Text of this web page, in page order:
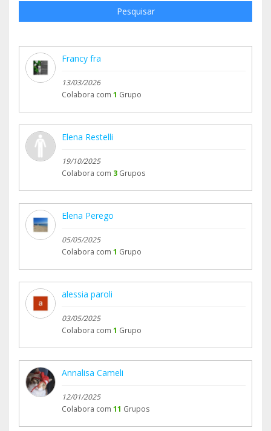
Pesquisar
Francy fra
13/03/2026
Colabora com 1 Grupo
Elena Restelli
19/10/2025
Colabora com 3 Grupos
Elena Perego
05/05/2025
Colabora com 1 Grupo
alessia paroli
03/05/2025
Colabora com 1 Grupo
Annalisa Cameli
12/01/2025
Colabora com 11 Grupos